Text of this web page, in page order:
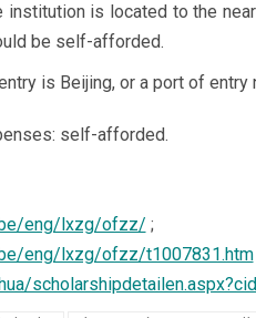
institution is located to the
be self-afforded.
is Beijing, or a port of
self-afforded.
eng/lxzg/ofzz/ ;
eng/lxzg/ofzz/t1007831.htm